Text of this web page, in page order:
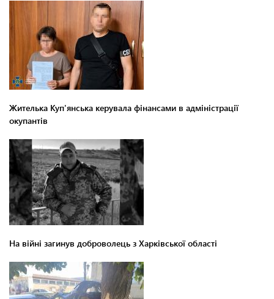
Жителька Куп'янська керувала фінансами в адміністрації
окупантів
На війні загинув доброволець з Харківської області